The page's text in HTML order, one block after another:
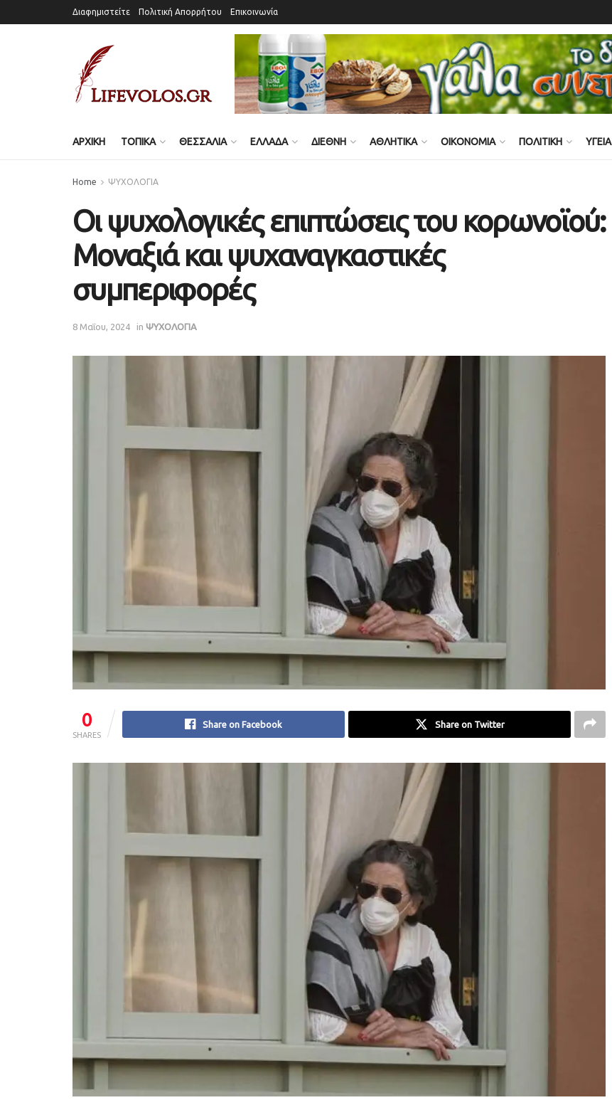
Διαφημιστείτε Πολιτική Απορρήτου Επικοινωνία
ΑΡΧΙΚΗ ΤΟΠΙΚΑ ΘΕΣΣΑΛΙΑ ΕΛΛΑΔΑ ΔΙΕΘΝΗ ΑΘΛΗΤΙΚΑ ΟΙΚΟΝΟΜΙΑ ΠΟΛΙΤΙΚΗ ΥΓΕΙΑ
Home ΨΥΧΟΛΟΓΙΑ
Οι ψυχολογικές επιπτώσεις του κορωνοϊού:
Μοναξιά και ψυχαναγκαστικές
συμπεριφορές
8 Μαΐου, 2024 in ΨΥΧΟΛΟΓΙΑ
0
SHARES
Share on Facebook Share on Twitter